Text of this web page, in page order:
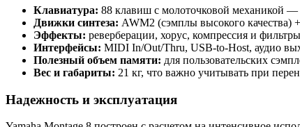
Клавиатура: 88 клавиш с молоточковой механикой —
Движки синтеза: AWM2 (сэмплы высокого качества)
Эффекты: реверберации, хорус, компрессия и
Интерфейсы: MIDI In/Out/Thru, USB-to-Host, аудио
Полезный объем памяти: для пользовательских
Вес и габариты: 21 кг, что важно учитывать при
Надежность и эксплуатация